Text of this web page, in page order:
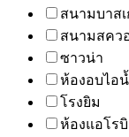
สนามบาส
สนามสคว
ซาวน่า
ห้องอบไอ
โรงยิม
ห้องแอโร